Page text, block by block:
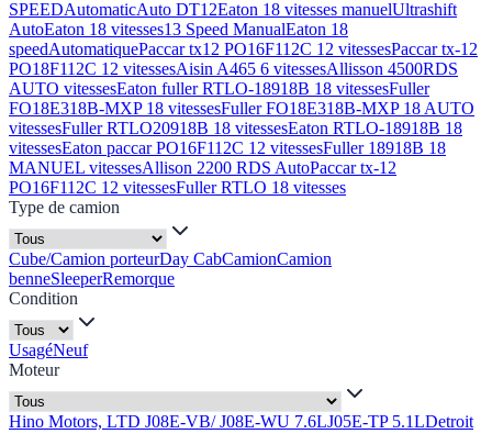
SPEEDAutomaticAuto DT12Eaton 18 vitesses manuelUltrashift
AutoEaton 18 vitesses13 Speed ManualEaton 18
speedAutomatiquePaccar tx12 PO16F112C 12 vitessesPaccar tx-12
PO18F112C 12 vitessesAisin A465 6 vitessesAllisson 4500RDS
AUTO vitessesEaton fuller RTLO-18918B 18 vitessesFuller
FO18E318B-MXP 18 vitessesFuller FO18E318B-MXP 18 AUTO
vitessesFuller RTLO20918B 18 vitessesEaton RTLO-18918B 18
vitessesEaton paccar PO16F112C 12 vitessesFuller 18918B 18
MANUEL vitessesAllison 2200 RDS AutoPaccar tx-12
PO16F112C 12 vitessesFuller RTLO 18 vitesses
Type de camion
Cube/Camion porteurDay CabCamionCamion
benneSleeperRemorque
Condition
UsagéNeuf
Moteur
Hino Motors, LTD J08E-VB/ J08E-WU 7.6LJ05E-TP 5.1LDetroit